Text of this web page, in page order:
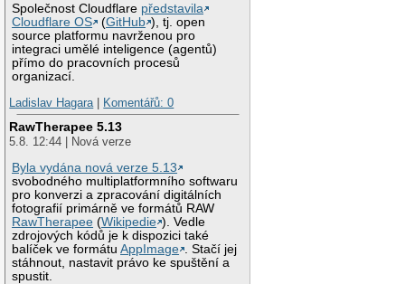
Společnost Cloudflare představila
Cloudflare OS
(GitHub ), tj. open
source platformu navrženou pro
integraci umělé inteligence (agentů)
přímo do pracovních procesů
organizací.
Ladislav Hagara| Komentářů: 0
RawTherapee 5.13
5.8. 12:44 | Nová verze
Byla vydána nová verze 5.13
svobodného multiplatformního softwaru
pro konverzi a zpracování digitálních
fotografií primárně ve formátů RAW
RawTherapee (Wikipedie ). Vedle
zdrojových kódů je k dispozici také
balíček ve formátuAppImage
. Stačí jej
stáhnout, nastavit právo ke spuštění a
spustit.